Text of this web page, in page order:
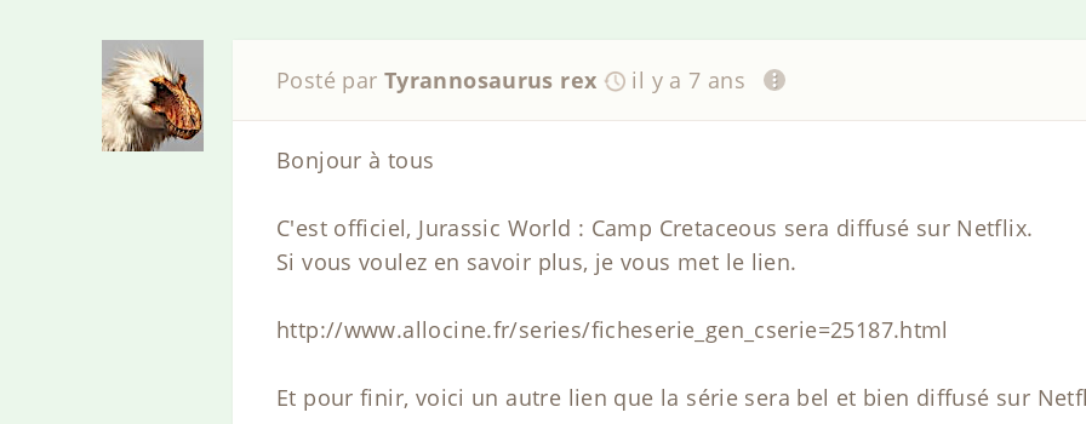
Posté par Tyrannosaurus rex il y a 7 ans
Bonjour à tous
C'est officiel, Jurassic World : Camp Cretaceous sera diffusé sur Netflix.
Si vous voulez en savoir plus, je vous met le lien.
http://www.allocine.fr/series/ficheserie_gen_cserie=25187.html
Et pour finir, voici un autre lien que la série sera bel et bien diffusé sur